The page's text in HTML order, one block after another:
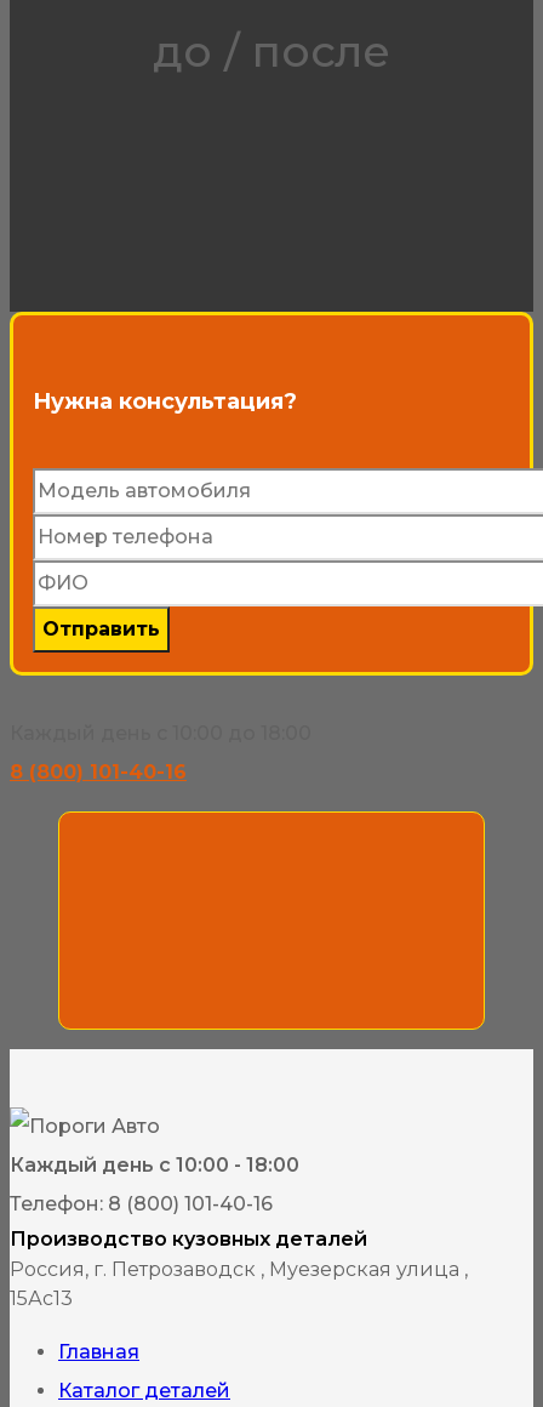
до / после
Нужна консультация?
8 (800) 101-40-16
Каждый день с 10:00 - 18:00
Телефон: 8 (800) 101-40-16
Производство кузовных деталей
Россия, г. Петрозаводск , Муезерская улица ,
15Ас13
Главная
Каталог деталей